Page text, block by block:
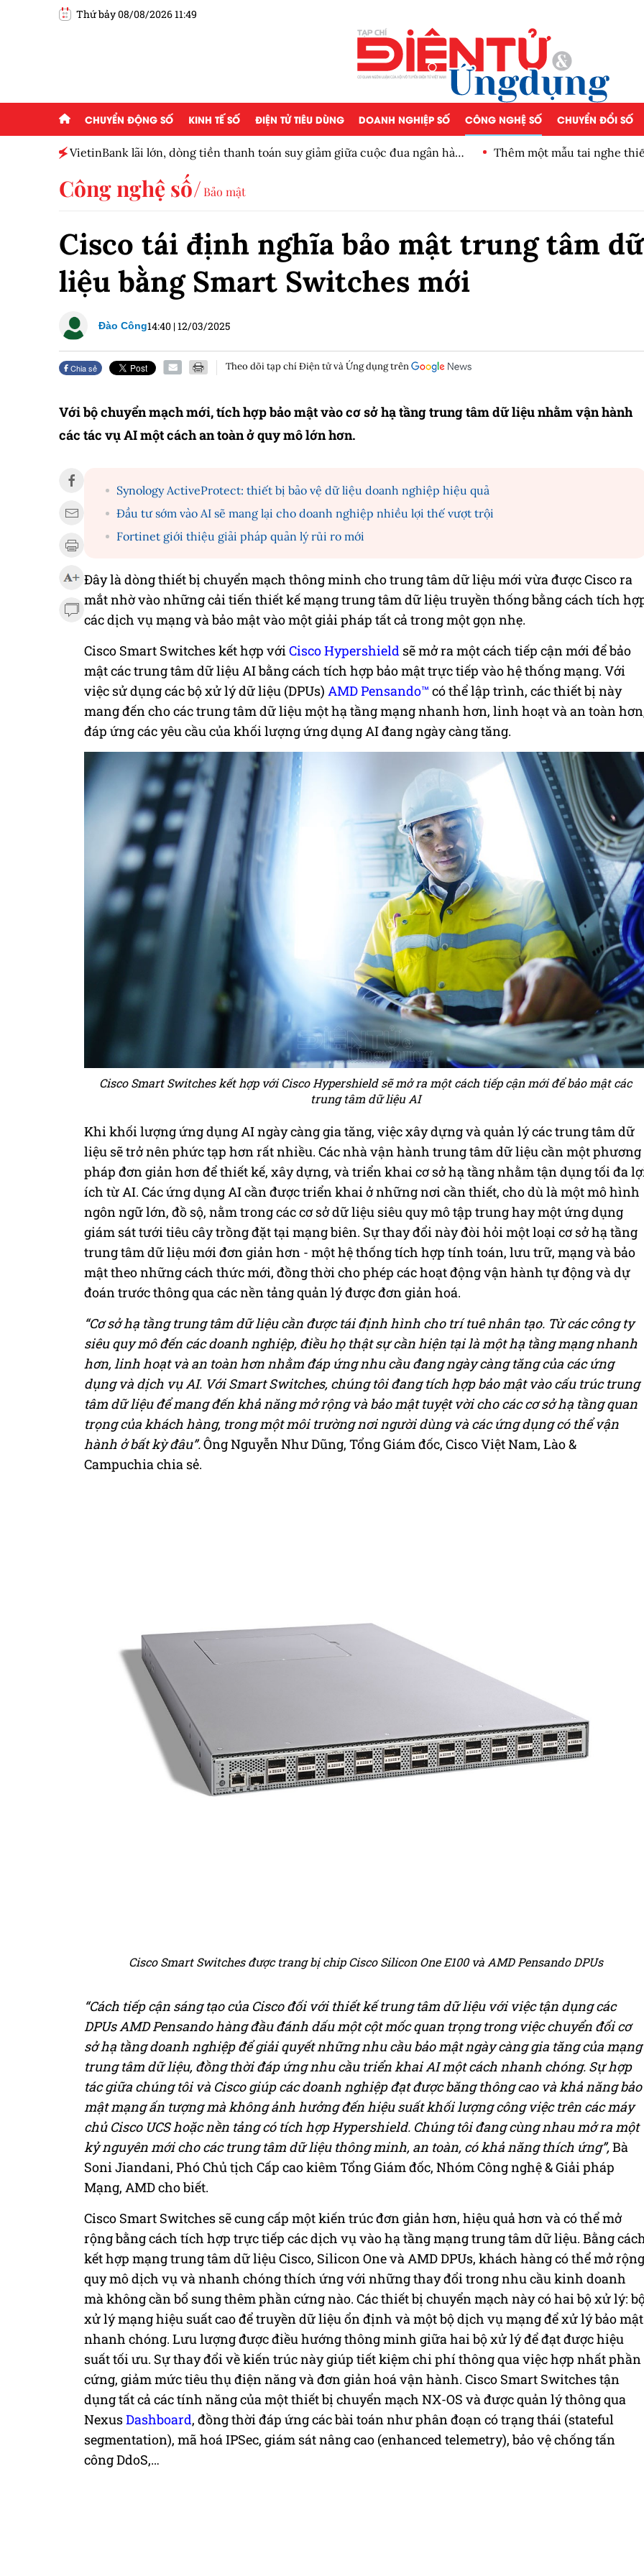
Thứ bảy 08/08/2026 11:49
CHUYỂN ĐỘNG SỐ KINH TẾ SỐ ĐIỆN TỬ TIÊU DÙNG DOANH NGHIỆP SỐ CÔNG NGHỆ SỐ CHUYỂN ĐỔI SỐ
VietinBank lãi lớn, dòng tiền thanh toán suy giảm giữa cuộc đua ngân hàng
Thêm một mẫu tai nghe
Công nghệ số Bảo mật
Cisco tái định nghĩa bảo mật trung tâm dữ
liệu bằng Smart Switches mới
Đào Công14:40 |12/03/2025
Chia sẻ Theo dõi tạp chí Điện tử và Ứng dụng trên
Với bộ chuyển mạch mới, tích hợp bảo mật vào cơ sở hạ tầng trung tâm dữ liệu nhằm vận hành
các tác vụ AI một cách an toàn ở quy mô lớn hơn.
Synology ActiveProtect: thiết bị bảo vệ dữ liệu doanh nghiệp hiệu quả
Đầu tư sớm vào AI sẽ mang lại cho doanh nghiệp nhiều lợi thế vượt trội
Fortinet giới thiệu giải pháp quản lý rủi ro mới
Đây là dòng thiết bị chuyển mạch thông minh cho trung tâm dữ liệu mới vừa được Cisco ra
mắt nhờ vào những cải tiến thiết kế mạng trung tâm dữ liệu truyền thống bằng cách tích
các dịch vụ mạng và bảo mật vào một giải pháp tất cả trong một gọn nhẹ.
Cisco Smart Switches kết hợp vớiCisco Hypershield sẽ mở ra một cách tiếp cận mới để bảo
mật các trung tâm dữ liệu AI bằng cách tích hợp bảo mật trực tiếp vào hệ thống mạng. Với
việc sử dụng các bộ xử lý dữ liệu (DPUs) AMD Pensando™ có thể lập trình, các thiết bị này
mang đến cho các trung tâm dữ liệu một hạ tầng mạng nhanh hơn, linh hoạt và an toàn
đáp ứng các yêu cầu của khối lượng ứng dụng AI đang ngày càng tăng.
Cisco Smart Switches kết hợp với Cisco Hypershield sẽ mở ra một cách tiếp cận mới để bảo mật các
trung tâm dữ liệu AI
Khi khối lượng ứng dụng AI ngày càng gia tăng, việc xây dựng và quản lý các trung tâm dữ
liệu sẽ trở nên phức tạp hơn rất nhiều. Các nhà vận hành trung tâm dữ liệu cần một phương
pháp đơn giản hơn để thiết kế, xây dựng, và triển khai cơ sở hạ tầng nhằm tận dụng tối đa
ích từ AI. Các ứng dụng AI cần được triển khai ở những nơi cần thiết, cho dù là một mô hình
ngôn ngữ lớn, đồ sộ, nằm trong các cơ sở dữ liệu siêu quy mô tập trung hay một ứng dụng
giám sát tưới tiêu cây trồng đặt tại mạng biên. Sự thay đổi này đòi hỏi một loại cơ sở hạ tầng
trung tâm dữ liệu mới đơn giản hơn - một hệ thống tích hợp tính toán, lưu trữ, mạng và bảo
mật theo những cách thức mới, đồng thời cho phép các hoạt động vận hành tự động và dự
đoán trước thông qua các nền tảng quản lý được đơn giản hoá.
“Cơ sở hạ tầng trung tâm dữ liệu cần được tái định hình cho trí tuê nhân tạo. Từ các công ty
siêu quy mô đến các doanh nghiệp, điều họ thật sự cần hiện tại là một hạ tầng mạng nhanh
hơn, linh hoạt và an toàn hơn nhằm đáp ứng nhu cầu đang ngày càng tăng của các ứng
dụng và dịch vụ AI. Với Smart Switches, chúng tôi đang tích hợp bảo mật vào cấu trúc trung
tâm dữ liệu để mang đến khả năng mở rộng và bảo mật tuyệt vời cho các cơ sở hạ tầng quan
trọng của khách hàng, trong một môi trường nơi người dùng và các ứng dụng có thể vận
hành ở bất kỳ đâu”.Ông Nguyễn Như Dũng, Tổng Giám đốc, Cisco Việt Nam, Lào &
Campuchia chia sẻ.
Cisco Smart Switches được trang bị chip Cisco Silicon One E100 và AMD Pensando DPUs
“Cách tiếp cận sáng tạo của Cisco đối với thiết kế trung tâm dữ liệu với việc tận dụng các
DPUs AMD Pensando hàng đầu đánh dấu một cột mốc quan trọng trong việc chuyển đổi cơ
sở hạ tầng doanh nghiệp để giải quyết những nhu cầu bảo mật ngày càng gia tăng của mạng
trung tâm dữ liệu, đồng thời đáp ứng nhu cầu triển khai AI một cách nhanh chóng. Sự hợp
tác giữa chúng tôi và Cisco giúp các doanh nghiệp đạt được băng thông cao và khả năng bảo
mật mạng ấn tượng mà không ảnh hưởng đến hiệu suất khối lượng công việc trên các máy
chủ Cisco UCS hoặc nền tảng có tích hợp Hypershield. Chúng tôi đang cùng nhau mở ra một
kỷ nguyên mới cho các trung tâm dữ liệu thông minh, an toàn, có khả năng thích ứng”,Bà
Soni Jiandani, Phó Chủ tịch Cấp cao kiêm Tổng Giám đốc, Nhóm Công nghệ & Giải pháp
Mạng, AMD cho biết.
Cisco Smart Switches sẽ cung cấp một kiến trúc đơn giản hơn, hiệu quả hơn và có thể mở
rộng bằng cách tích hợp trực tiếp các dịch vụ vào hạ tầng mạng trung tâm dữ liệu. Bằng
kết hợp mạng trung tâm dữ liệu Cisco, Silicon One và AMD DPUs, khách hàng có thể mở rộng
quy mô dịch vụ và nhanh chóng thích ứng với những thay đổi trong nhu cầu kinh doanh
mà không cần bổ sung thêm phần cứng nào. Các thiết bị chuyển mạch này có hai bộ xử lý:
xử lý mạng hiệu suất cao để truyền dữ liệu ổn định và một bộ dịch vụ mạng để xử lý bảo mật
nhanh chóng. Lưu lượng được điều hướng thông minh giữa hai bộ xử lý để đạt được hiệu
suất tối ưu. Sự thay đổi về kiến trúc này giúp tiết kiệm chi phí thông qua việc hợp nhất phần
cứng, giảm mức tiêu thụ điện năng và đơn giản hoá vận hành. Cisco Smart Switches tận
dụng tất cả các tính năng của một thiết bị chuyển mạch NX-OS và được quản lý thông qua
NexusDashboard, đồng thời đáp ứng các bài toán như phân đoạn có trạng thái (stateful
segmentation), mã hoá IPSec, giám sát nâng cao (enhanced telemetry), bảo vệ chống tấn
công DdoS,…